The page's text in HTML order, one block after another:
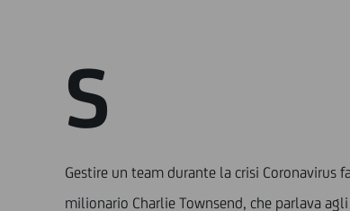
S
Gestire un team durante la crisi Coronavirus
milionario Charlie Townsend, che parlava